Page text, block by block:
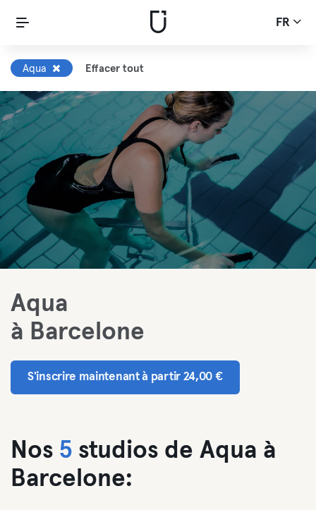
FR
Aqua Effacer tout
Aqua
à Barcelone
S'inscrire maintenant à partir 24,00 €
Nos 5 studios de Aqua à
Barcelone: